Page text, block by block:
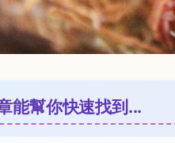
能幫你快速找到...